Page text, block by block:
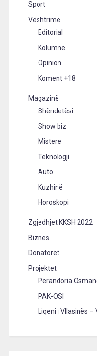
Sport
Vështrime
Editorial
Kolumne
Opinion
Koment +18
Magazinë
Shëndetësi
Show biz
Mistere
Teknologji
Auto
Kuzhinë
Horoskopi
Zgjedhjet KKSH 2022
Biznes
Donatorët
Projektet
Perandoria
PAK-OSI
Liqeni i Vllasinës